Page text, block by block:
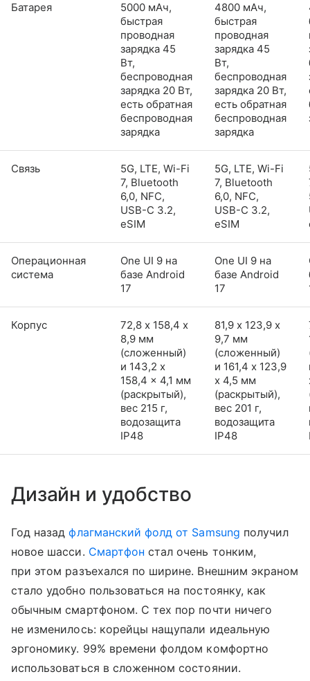
Батарея
5000 мАч,
быстрая
проводная
зарядка 45
Вт,
беспроводная
зарядка 20 Вт,
есть обратная
беспроводная
зарядка
4800 мАч,
быстрая
проводная
зарядка 45
Вт,
беспроводная
зарядка 20 Вт,
есть обратная
беспроводная
зарядка
Связь
5G, LTE, Wi-Fi
7, Bluetooth
6,0, NFC,
USB-C 3.2,
eSIM
5G, LTE, Wi-Fi
7, Bluetooth
6,0, NFC,
USB-C 3.2,
eSIM
Операционная
система
One UI 9 на
базе Android
17
One UI 9 на
базе Android
17
Корпус
72,8 х 158,4 х
8,9 мм
(сложенный)
и 143,2 x
158,4 x 4,1 мм
(раскрытый),
вес 215 г,
водозащита
IP48
81,9 х 123,9 х
9,7 мм
(сложенный)
и 161,4 x 123,9
x 4,5 мм
(раскрытый),
вес 201 г,
водозащита
IP48
Дизайн и удобство
Год назадфлагманский фолд от Samsung получил
новое шасси. Смартфон стал очень тонким,
при этом разъехался по ширине. Внешним экраном
стало удобно пользоваться на постоянку, как
обычным смартфоном. С тех пор почти ничего
не изменилось: корейцы нащупали идеальную
эргономику. 99% времени фолдом комфортно
использоваться в сложенном состоянии.